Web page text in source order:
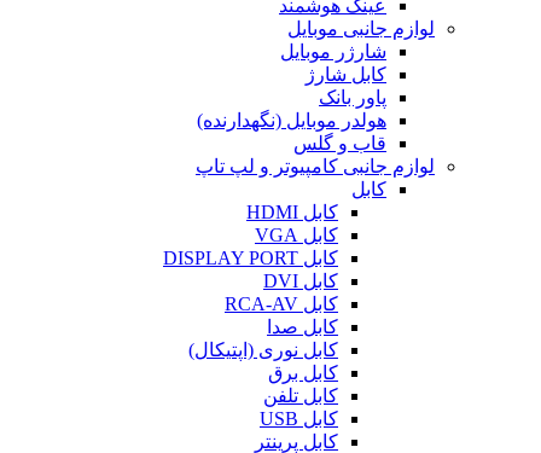
عینک هوشمند
لوازم جانبی موبایل
شارژر موبایل
کابل شارژ
پاور بانک
هولدر موبایل (نگهدارنده)
قاب و گلس
لوازم جانبی کامپیوتر و لپ تاپ
کابل
کابل HDMI
کابل VGA
کابل DISPLAY PORT
کابل DVI
کابل RCA-AV
کابل صدا
کابل نوری (اپتیکال)
کابل برق
کابل تلفن
کابل USB
کابل پرینتر